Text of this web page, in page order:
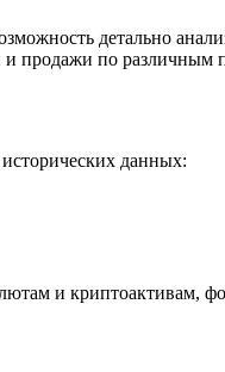
детально
продажи по различным
данных:
и криптоактивам,